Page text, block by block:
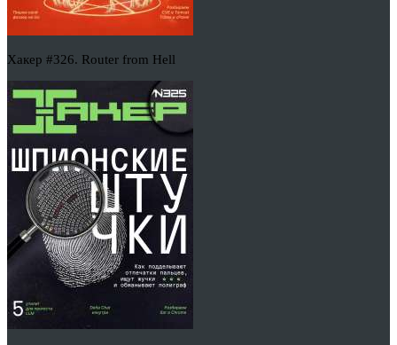
Хакер #326. Router from Hell